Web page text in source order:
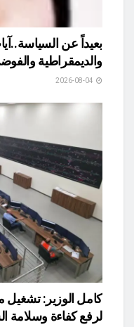
بعيداً عن
والديمقراطية
كامل الوزير: تشغيل
لرفع كفاءة وسلامة